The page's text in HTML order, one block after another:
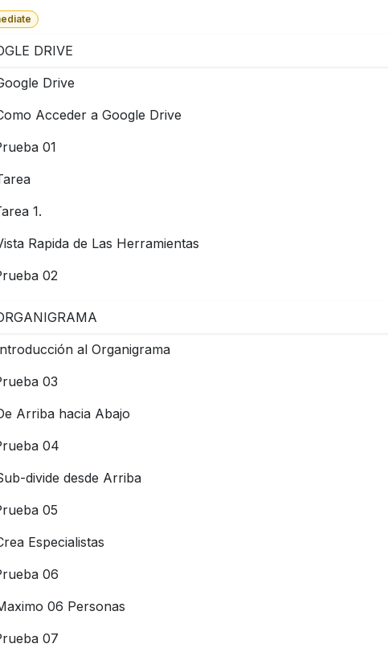
DRIVE
Drive
Acceder a Google Drive
01
1.
Rapida de Las Herramientas
02
al Organigrama
03
Arriba hacia Abajo
04
divide desde Arriba
05
Especialistas
06
06 Personas
07